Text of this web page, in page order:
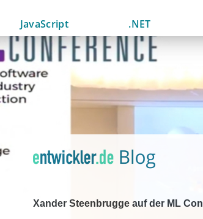
JavaScript .NET
Xander Steenbrugge auf der ML